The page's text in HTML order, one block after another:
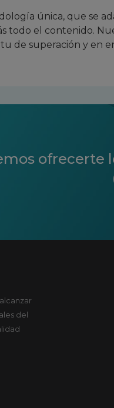
única, que se
todo el contenido.
de superación y en
ofrecerte
del